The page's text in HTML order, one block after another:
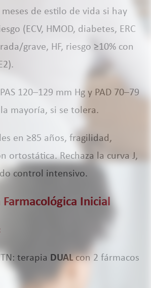
de estilo de vida si hay
(ECV, HMOD, diabetes, ERC
grave, HF, riesgo ≥10% con
120–129 mm Hg y PAD 70–79
mayoría, si se tolera.
en ≥85 años, fragilidad,
ortostática. Rechaza la curva J,
control intensivo.
Inicial
terapia DUALcon 2 fármacos